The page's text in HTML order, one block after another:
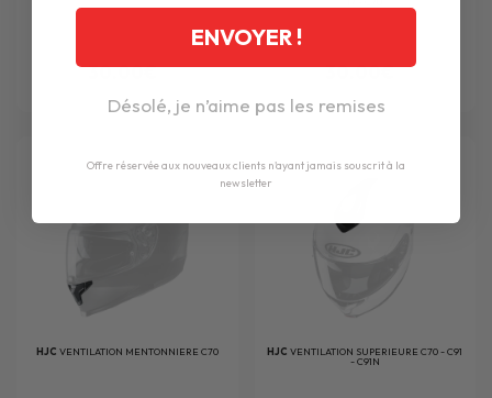
30.00€ 30.00€
HJC VENTILATION MENTONNIERE C70 HJCVENTILATION SUPERIEURE C70 - C91
- C91N
ENVOYER !
Désolé, je n’aime pas les remises
Offre réservée aux nouveaux clients n'ayant jamais souscrit à la
newsletter